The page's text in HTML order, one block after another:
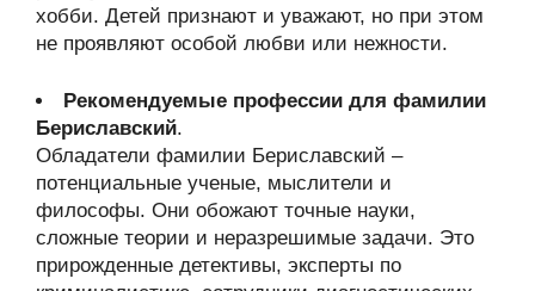
хобби. Детей признают и уважают, но при этом
не проявляют особой любви или нежности.
Рекомендуемые профессии для фамилии
Бериславский.
Обладатели фамилии Бериславский –
потенциальные ученые, мыслители и
философы. Они обожают точные науки,
сложные теории и неразрешимые задачи. Это
прирожденные детективы, эксперты по